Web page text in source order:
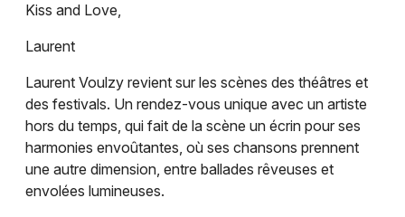
Artistes en tournée
Magazine à Mulhouse
Actus tourisme & loisirs
Restaurants
Kiss and Love,
Laurent
Laurent Voulzy revient sur les scènes des théâtres et
des festivals. Un rendez-vous unique avec un artiste
hors du temps, qui fait de la scène un écrin pour ses
harmonies envoûtantes, où ses chansons prennent
une autre dimension, entre ballades rêveuses et
envolées lumineuses.